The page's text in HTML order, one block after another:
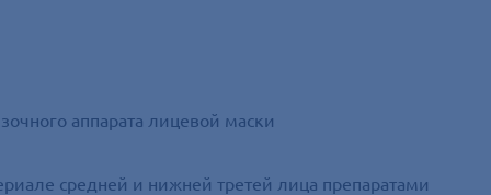
аппарата лицевой маски
средней и нижней третей лица препаратами